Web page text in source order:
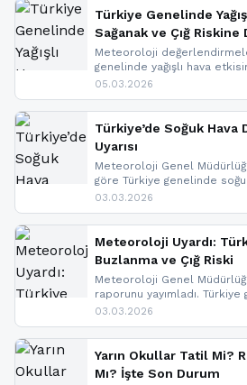
Türkiye Genelinde
Sağanak ve Çığ Riskine
Meteoroloji
genelinde yağışlı hava
bölgelerinde kar yağışı
ise çığ tehlikesi
nedeniyle görüş
yaşanabileceği belirtiliyor.
05.03.2026
Türkiye’de Soğuk Hava
Uyarısı
Meteoroloji Genel
göre Türkiye genelinde
oluyor. Birçok il için kar
03.03.2026
Meteoroloji Uyardı:
Buzlanma ve Çığ Riski
Meteoroloji Genel
raporunu yayımladı.
ve don beklenirken Doğu
yapıldı. İşte son dakika
03.03.2026
Yarın Okullar Tatil Mi?
Mı? İşte Son Durum